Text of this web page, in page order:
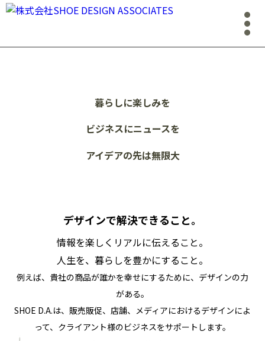
暮らしに楽しみを
ビジネスにニュースを
アイデアの先は無限大
デザインで解決できること。
情報を楽しくリアルに伝えること。
人生を、暮らしを豊かにすること。
例えば、貴社の商品が誰かを幸せにするために、デザインの力
がある。
SHOE D.A.は、販売販促、店舗、メディアにおけるデザインによ
って、クライアント様のビジネスをサポートします。